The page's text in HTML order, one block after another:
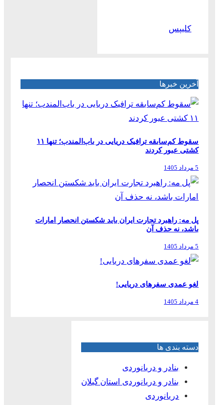
کلیپس
آخرین خبرها
سقوط کم‌سابقه ترافیک دریایی در باب‌المندب؛ تنها ۱۱
کشتی عبور کردند
5 مرداد 1405
پل مه: راهبرد تجارت ایران باید شکستن انحصار امارات
باشد، نه حذف آن
5 مرداد 1405
لغو عمدی سفرهای دریایی!
4 مرداد 1405
دسته بندی ها
بنادر و دریانوردی
بنادر و دریانوردی استان گیلان
دریانوردی